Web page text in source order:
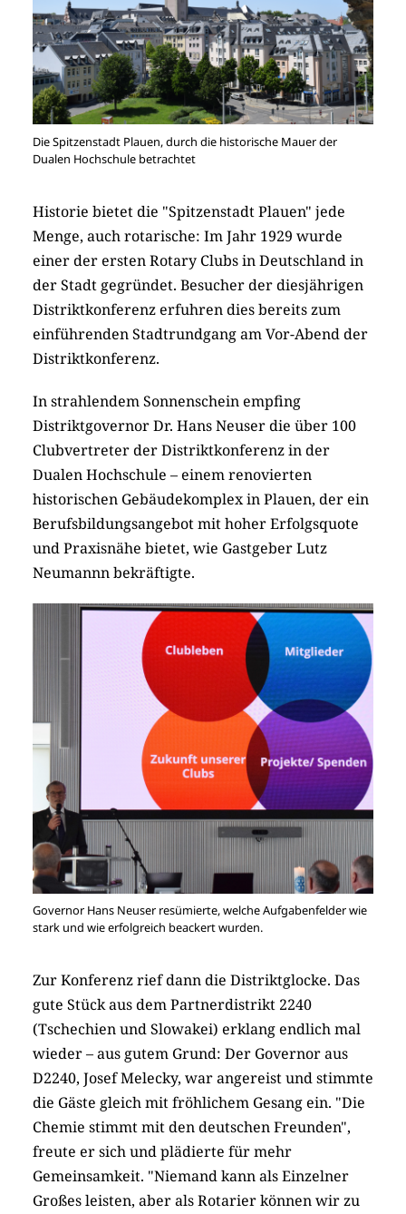
Die Spitzenstadt Plauen, durch die historische Mauer der
Dualen Hochschule betrachtet
Historie bietet die "Spitzenstadt Plauen" jede
Menge, auch rotarische: Im Jahr 1929 wurde
einer der ersten Rotary Clubs in Deutschland in
der Stadt gegründet. Besucher der diesjährigen
Distriktkonferenz erfuhren dies bereits zum
einführenden Stadtrundgang am Vor-Abend der
Distriktkonferenz.
In strahlendem Sonnenschein empfing
Distriktgovernor Dr. Hans Neuser die über 100
Clubvertreter der Distriktkonferenz in der
Dualen Hochschule – einem renovierten
historischen Gebäudekomplex in Plauen, der ein
Berufsbildungsangebot mit hoher Erfolgsquote
und Praxisnähe bietet, wie Gastgeber Lutz
Neumannn bekräftigte.
Governor Hans Neuser resümierte, welche Aufgabenfelder wie
stark und wie erfolgreich beackert wurden.
Zur Konferenz rief dann die Distriktglocke. Das
gute Stück aus dem Partnerdistrikt 2240
(Tschechien und Slowakei) erklang endlich mal
wieder – aus gutem Grund: Der Governor aus
D2240, Josef Melecky, war angereist und stimmte
die Gäste gleich mit fröhlichem Gesang ein. "Die
Chemie stimmt mit den deutschen Freunden",
freute er sich und plädierte für mehr
Gemeinsamkeit. "Niemand kann als Einzelner
Großes leisten, aber als Rotarier können wir zu